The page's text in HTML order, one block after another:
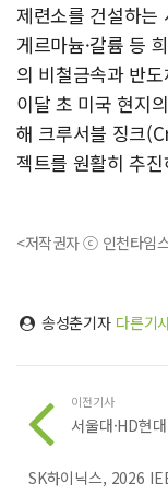
제련소를 건설하는
게르마늄·갈륨 등
의 비철금속과 반
이달 초 미국 현지
해 크루서블 징크
젝트를 원활히 추
<저작권자 ⓒ 인천타임
송성춘기자 다른기
이전기사
서울대·HD현
SK하이닉스, 2026